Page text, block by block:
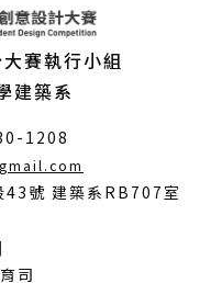
賽執行小組
建築系
1208
開
號 建築系RB707室
司